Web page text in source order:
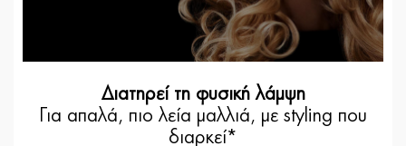
Διατηρεί τη φυσική λάμψη
Για απαλά, πιο λεία μαλλιά, με styling που
διαρκεί*